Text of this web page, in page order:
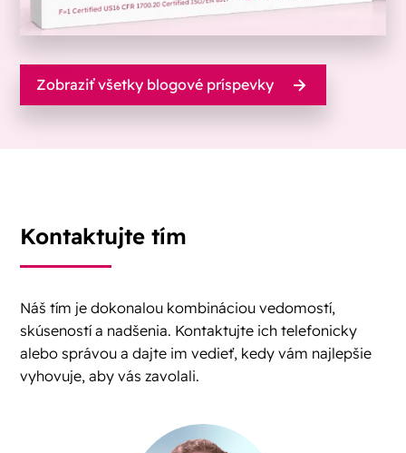
Zobraziť všetky blogové príspevky
Kontaktujte tím
Náš tím je dokonalou kombináciou vedomostí,
skúseností a nadšenia. Kontaktujte ich telefonicky
alebo správou a dajte im vedieť, kedy vám najlepšie
vyhovuje, aby vás zavolali.